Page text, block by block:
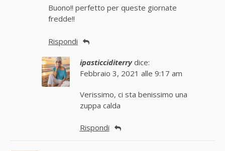
Buono!! perfetto per queste giornate
fredde!!
Rispondi
ipasticciditerry dice:
Febbraio 3, 2021 alle 9:17 am
Verissimo, ci sta benissimo una
zuppa calda
Rispondi